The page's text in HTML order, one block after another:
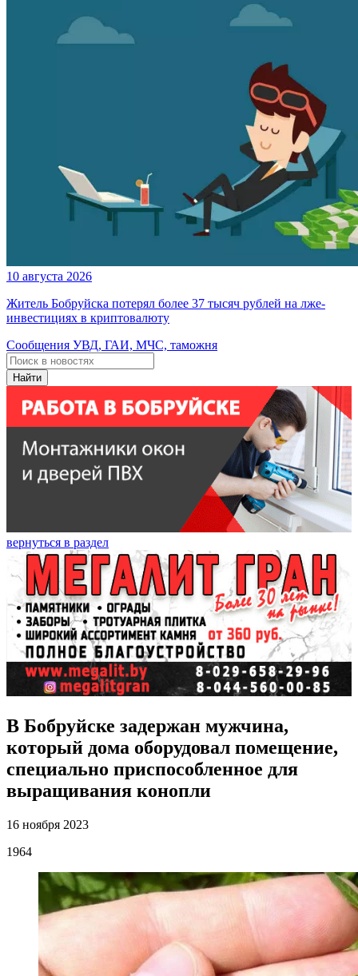
10 августа 2026
Житель Бобруйска потерял более 37 тысяч рублей на лже-
инвестициях в криптовалюту
Сообщения УВД, ГАИ, МЧС, таможня
Найти
вернуться в раздел
В Бобруйске задержан мужчина,
который дома оборудовал помещение,
специально приспособленное для
выращивания конопли
16 ноября 2023
1964